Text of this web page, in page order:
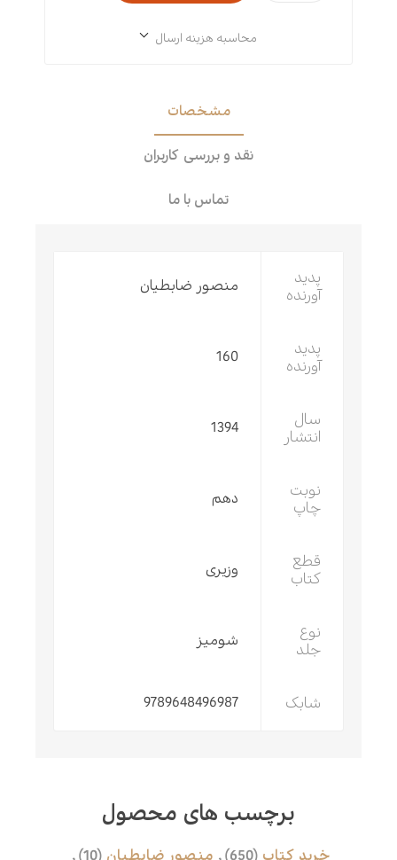
محاسبه هزینه ارسال
مشخصات
نقد و بررسی کاربران
تماس با ما
پدید
آورنده
منصور ضابطيان
پدید
آورنده
160
سال
انتشار
1394
نوبت
چاپ
دهم
قطع
کتاب
وزیری
نوع
جلد
شومیز
شابک 9789648496987
برچسب های محصول
خرید کتاب (650)
, منصور ضابطیان (10)
,